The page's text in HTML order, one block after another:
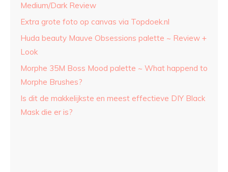
Medium/Dark Review
Extra grote foto op canvas via Topdoek.nl
Huda beauty Mauve Obsessions palette ~ Review +
Look
Morphe 35M Boss Mood palette ~ What happend to
Morphe Brushes?
Is dit de makkelijkste en meest effectieve DIY Black
Mask die er is?